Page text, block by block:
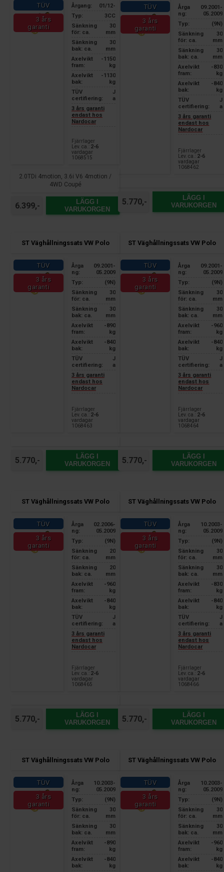
TÜV
3 års
garanti
Årgang:
01/12-
Typ:
3CC
Sänkning
för: ca.
30
mm
Sänkning
bak: ca.
30
mm
Axelvikt
fram:
-1150
kg
Axelvikt
bak:
-1130
kg
TÜV
certifiering:
J
a
3 års garanti
endast hos
Nardocar
Fjärrlager
Lev. ca.:
2-6
vardagar
1068515
2.0TDi 4motion, 3.6i V6 4motion /
4WD Coupé
6.399,-
LÄGG I
VARUKORGEN
TÜV
3 års
garanti
Årga
ng:
09.2001-
05.2009
Typ:
(9N)
Sänkning
för: ca.
30
mm
Sänkning
bak: ca.
30
mm
Axelvikt
fram:
-830
kg
Axelvikt
bak:
-840
kg
TÜV
certifiering:
J
a
3 års garanti
endast hos
Nardocar
Fjärrlager
Lev. ca.: 2-6
vardagar
1068462
5.770,-
LÄGG I
VARUKORGEN
ST Väghållningssats VW Polo
TÜV
3 års
garanti
Årga
ng:
09.2001-
05.2009
Typ:
(9N)
Sänkning
för: ca.
30
mm
Sänkning
bak: ca.
30
mm
Axelvikt
fram:
-890
kg
Axelvikt
bak:
-840
kg
TÜV
certifiering:
J
a
3 års garanti
endast hos
Nardocar
Fjärrlager
Lev. ca.:
2-6
vardagar
1068463
5.770,-
LÄGG I
VARUKORGEN
ST Väghållningssats VW Polo
TÜV
3 års
garanti
Årga
ng:
09.2001-
05.2009
Typ:
(9N)
Sänkning
för: ca.
30
mm
Sänkning
bak: ca.
30
mm
Axelvikt
fram:
-960
kg
Axelvikt
bak:
-840
kg
TÜV
certifiering:
J
a
3 års garanti
endast hos
Nardocar
Fjärrlager
Lev. ca.: 2-6
vardagar
1068464
5.770,-
LÄGG I
VARUKORGEN
ST Väghållningssats VW Polo
TÜV
3 års
garanti
Årga
ng:
02.2006-
05.2009
Typ:
(9N)
Sänkning
för: ca.
20
mm
Sänkning
bak: ca.
20
mm
Axelvikt
fram:
-960
kg
Axelvikt
bak:
-840
kg
TÜV
certifiering:
J
a
3 års garanti
endast hos
Nardocar
Fjärrlager
Lev. ca.:
2-6
vardagar
1068465
5.770,-
LÄGG I
VARUKORGEN
ST Väghållningssats VW Polo
TÜV
3 års
garanti
Årga
ng:
10.2003-
05.2009
Typ:
(9N)
Sänkning
för: ca.
30
mm
Sänkning
bak: ca.
30
mm
Axelvikt
fram:
-830
kg
Axelvikt
bak:
-840
kg
TÜV
certifiering:
J
a
3 års garanti
endast hos
Nardocar
Fjärrlager
Lev. ca.: 2-6
vardagar
1068466
5.770,-
LÄGG I
VARUKORGEN
ST Väghållningssats VW Polo
TÜV
3 års
garanti
Årga
ng:
10.2003-
05.2009
Typ:
(9N)
Sänkning
för: ca.
30
mm
Sänkning
bak: ca.
30
mm
Axelvikt
fram:
-890
kg
Axelvikt
bak:
-840
kg
ST Väghållningssats VW Polo
TÜV
3 års
garanti
Årga
ng:
10.2003-
05.2009
Typ:
(9N)
Sänkning
för: ca.
30
mm
Sänkning
bak: ca.
30
mm
Axelvikt
fram:
-960
kg
Axelvikt
bak:
-840
kg